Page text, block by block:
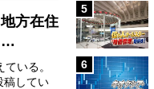
方在住
…
いる。
稿してい
5
6